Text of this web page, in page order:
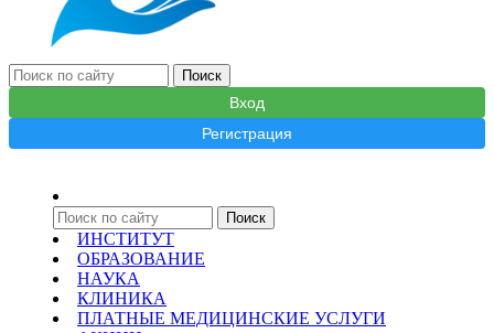
Вход
Регистрация
ИНСТИТУТ
ОБРАЗОВАНИЕ
НАУКА
КЛИНИКА
ПЛАТНЫЕ МЕДИЦИНСКИЕ УСЛУГИ